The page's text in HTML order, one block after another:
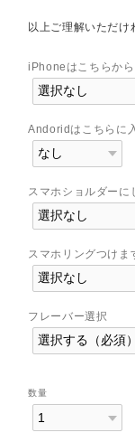
以上ご理解いただけ
iPhoneはこちらから
Andoridはこちらに
スマホショルダーに
スマホリングつけま
フレーバー選択
数量